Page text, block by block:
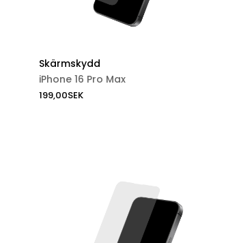
Skärmskydd
iPhone 16 Pro Max
199,00SEK